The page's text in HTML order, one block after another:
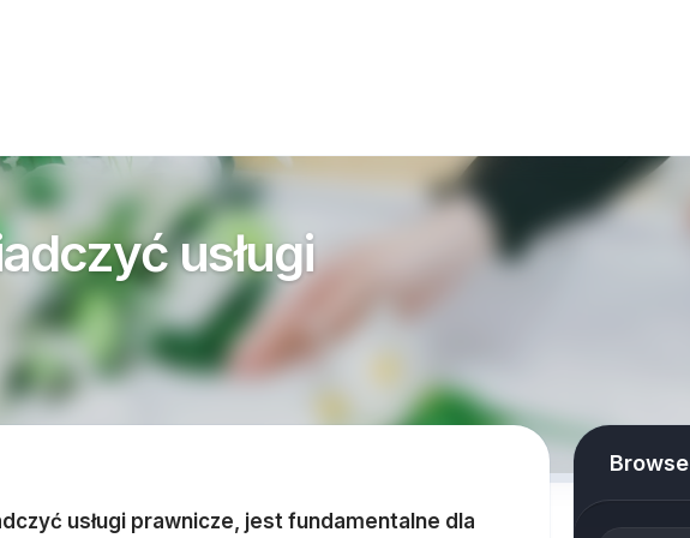
usługi
usługi prawnicze, jest fundamentalne dla
Browse